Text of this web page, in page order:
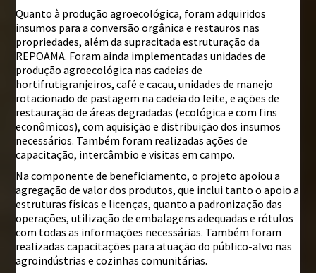
Quanto à produção agroecológica, foram adquiridos
insumos para a conversão orgânica e restauros nas
propriedades, além da supracitada estruturação da
REPOAMA. Foram ainda implementadas unidades de
produção agroecológica nas cadeias de
hortifrutigranjeiros, café e cacau, unidades de manejo
rotacionado de pastagem na cadeia do leite, e ações de
restauração de áreas degradadas (ecológica e com fins
econômicos), com aquisição e distribuição dos insumos
necessários. Também foram realizadas ações de
capacitação, intercâmbio e visitas em campo.
Na componente de beneficiamento, o projeto apoiou a
agregação de valor dos produtos, que inclui tanto o apoio a
estruturas físicas e licenças, quanto a padronização das
operações, utilização de embalagens adequadas e rótulos
com todas as informações necessárias. Também foram
realizadas capacitações para atuação do público-alvo nas
agroindústrias e cozinhas comunitárias.